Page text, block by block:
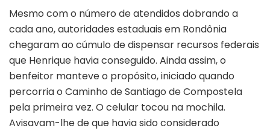
Mesmo com o número de atendidos dobrando a
cada ano, autoridades estaduais em Rondônia
chegaram ao cúmulo de dispensar recursos federais
que Henrique havia conseguido. Ainda assim, o
benfeitor manteve o propósito, iniciado quando
percorria o Caminho de Santiago de Compostela
pela primeira vez. O celular tocou na mochila.
Avisavam-lhe de que havia sido considerado